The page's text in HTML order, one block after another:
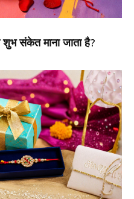
शुभ संकेत माना जाता है?